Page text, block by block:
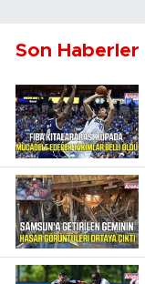
Son Haberler